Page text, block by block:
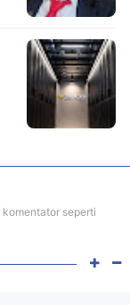
seperti